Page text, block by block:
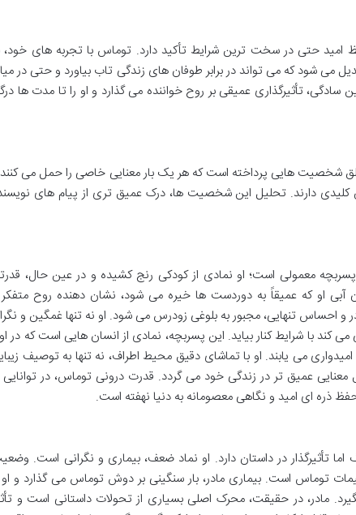
امید حتی در سخت ترین شرایط تأکید دارد. توماس با تجربه های خود،
می شود که می تواند در برابر طوفان های زندگی تاب بیاورد و حتی در
سادگی، تأثیرگذاری عمیقی بر روح خواننده می گذارد و او را تا مدت ها
شخصیت هایی پرداخته است که هر یک بار معنایی خاصی را حمل می
دارند. تحلیل این شخصیت ها، درک عمیق تری از پیام های
معمولی است؛ او نمادی از کودکی رنج کشیده و در عین حال،
او که عمیقاً به دوردست ها خیره می شود، نشان دهنده روح
و احساس تنهایی، مجبور به بلوغی زودرس می شود. او نه تنها غمگین و
کند با شرایط کنار بیاید. این پسربچه، نمادی از انسان هایی است که در
می یابند. او با تماشای دقیق محیط اطراف، نه تنها به توصیف
معنایی عمیق تر در زندگی خود می گردد. قدرت درونی توماس، در توانایی
ذره ای امید و نگاهی معصومانه به دنیا نهفته است.
در داستان دارد. او نماد ضعف، بیماری و نگرانی است.
توماس است. بیماری مادر، بار سنگینی بر دوش توماس می گذارد و او
مادر، در حقیقت، محرک اصلی بسیاری از تحولات داستانی است و